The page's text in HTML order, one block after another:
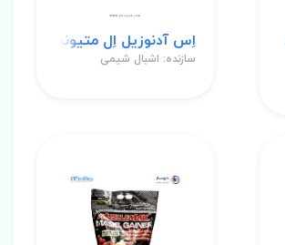
500 میلی گرم قرصاِس آدنوزیل اِل متیونین (اِس اِی اِم-ای) 400
سازنده: اشبال شیمی